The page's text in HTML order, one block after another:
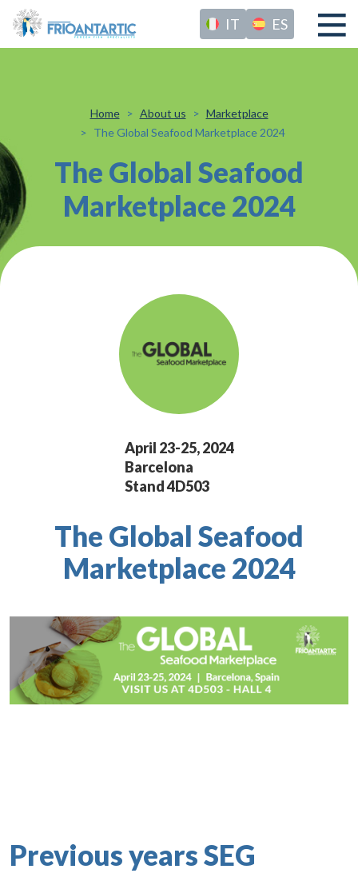
IT ES
Home About us
Marketplace
The Global Seafood Marketplace 2024
The Global Seafood
Marketplace 2024
April 23-25, 2024
Barcelona
Stand 4D503
The Global Seafood
Marketplace 2024
Previous years SEG